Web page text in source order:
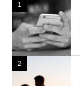
1
2